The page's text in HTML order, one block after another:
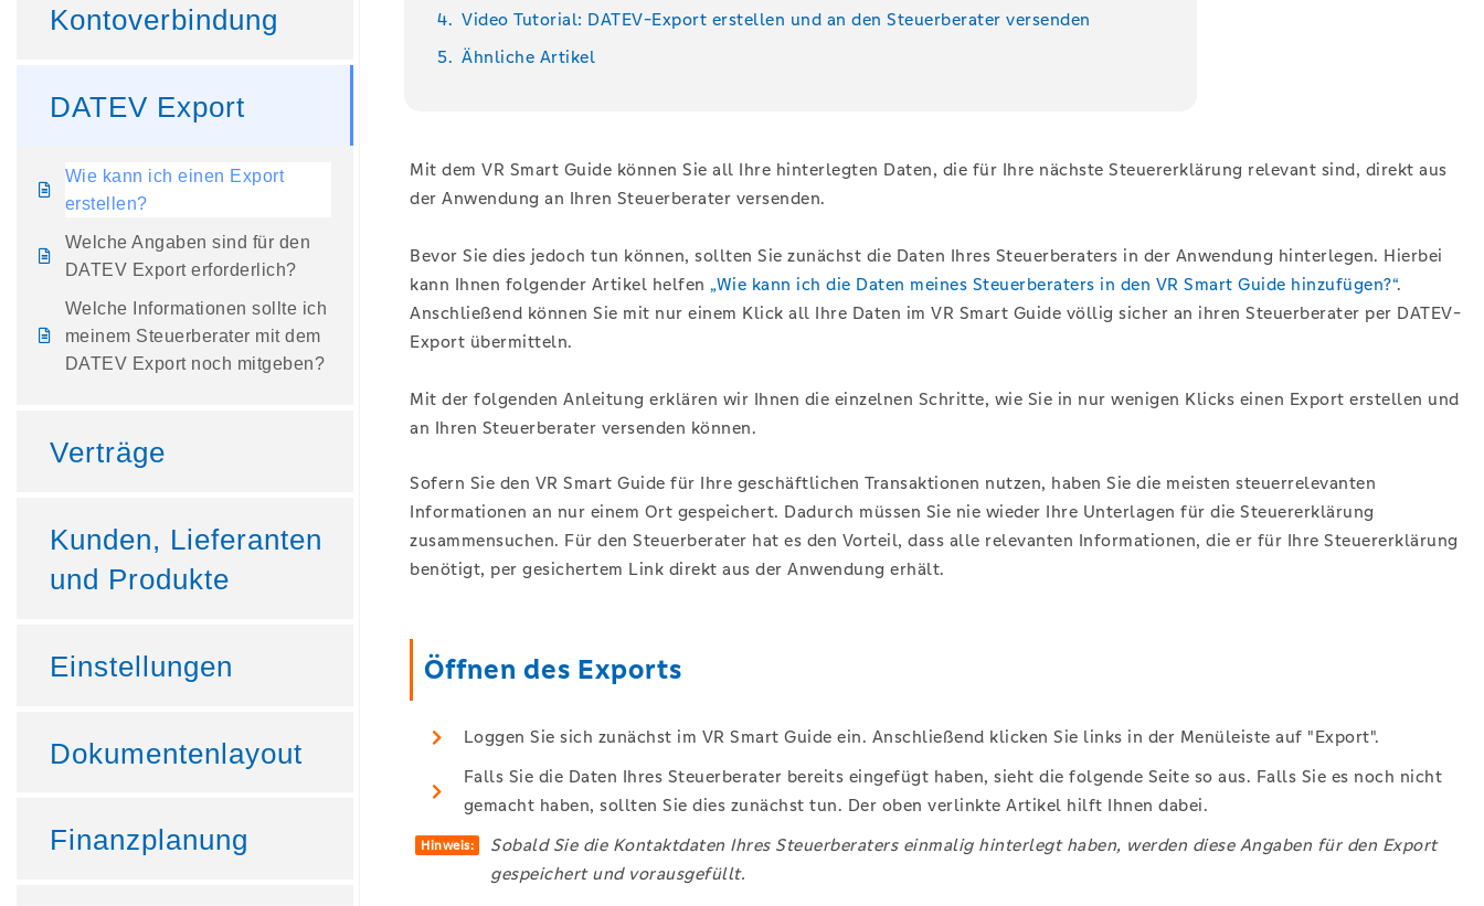
Kontoverbindung
DATEV Export
Wie kann ich einen Export
erstellen?
Welche Angaben sind für den
DATEV Export erforderlich?
Welche Informationen sollte ich
meinem Steuerberater mit dem
DATEV Export noch mitgeben?
Verträge
Kunden, Lieferanten
und Produkte
Einstellungen
Dokumentenlayout
Finanzplanung
Video Tutorial: DATEV-Export erstellen und an den Steuerberater versenden
Ähnliche Artikel
Mit dem VR Smart Guide können Sie all Ihre hinterlegten Daten, die für Ihre nächste Steuererklärung relevant sind, direkt aus
der Anwendung an Ihren Steuerberater versenden.
Bevor Sie dies jedoch tun können, sollten Sie zunächst die Daten Ihres Steuerberaters in der Anwendung hinterlegen. Hierbei
kann Ihnen folgender Artikel helfen „Wie kann ich die Daten meines Steuerberaters in den VR Smart Guide hinzufügen?“.
Anschließend können Sie mit nur einem Klick all Ihre Daten im VR Smart Guide völlig sicher an ihren Steuerberater per DATEV-
Export übermitteln.
Mit der folgenden Anleitung erklären wir Ihnen die einzelnen Schritte, wie Sie in nur wenigen Klicks einen Export erstellen und
an Ihren Steuerberater versenden können.
Sofern Sie den VR Smart Guide für Ihre geschäftlichen Transaktionen nutzen, haben Sie die meisten steuerrelevanten
Informationen an nur einem Ort gespeichert. Dadurch müssen Sie nie wieder Ihre Unterlagen für die Steuererklärung
zusammensuchen. Für den Steuerberater hat es den Vorteil, dass alle relevanten Informationen, die er für Ihre Steuererklärung
benötigt, per gesichertem Link direkt aus der Anwendung erhält.
Öffnen des Exports
Loggen Sie sich zunächst im VR Smart Guide ein. Anschließend klicken Sie links in der Menüleiste auf "Export".
Falls Sie die Daten Ihres Steuerberater bereits eingefügt haben, sieht die folgende Seite so aus. Falls Sie es noch nicht
gemacht haben, sollten Sie dies zunächst tun. Der oben verlinkte Artikel hilft Ihnen dabei.
Sobald Sie die Kontaktdaten Ihres Steuerberaters einmalig hinterlegt haben, werden diese Angaben für den Export
gespeichert und vorausgefüllt.
Hinweis: